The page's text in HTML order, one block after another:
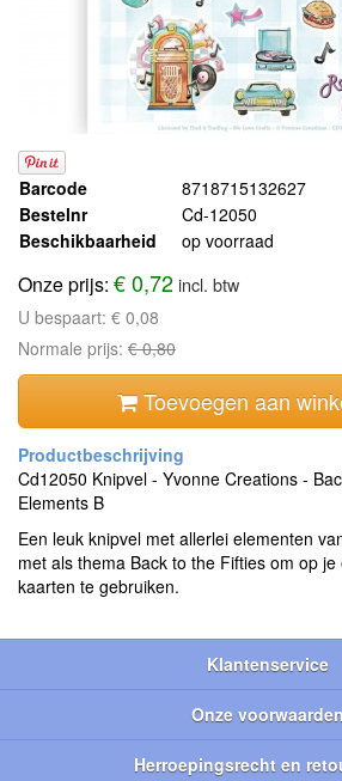
Barcode
8718715132627
Bestelnr
Cd-12050
Beschikbaarheid
op voorraad
Onze prijs: € 0,72incl. btw
U bespaart: € 0,08
Normale prijs: € 0,80
Toevoegen aan
Cd12050 Knipvel - Yvonne Creations -
Elements B
Een leuk knipvel met allerlei elementen
met als thema Back to the Fifties om op
kaarten te gebruiken.
Klantenservice
Onze voorwaarden
Herroepingsrecht en